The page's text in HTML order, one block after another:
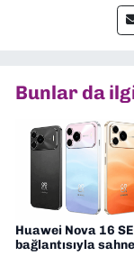
Bunlar da
Huawei Nova 16
bağlantısıyla